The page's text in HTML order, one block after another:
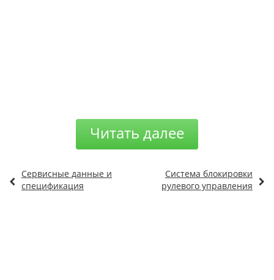
Читать далее
Сервисные данные и
спецификация
Система блокировки
рулевого управления